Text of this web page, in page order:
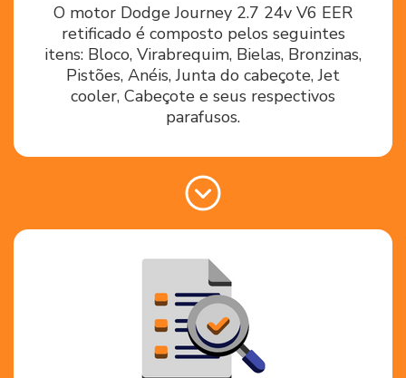
O motor Dodge Journey 2.7 24v V6 EER
retificado é composto pelos seguintes
itens: Bloco, Virabrequim, Bielas, Bronzinas,
Pistões, Anéis, Junta do cabeçote, Jet
cooler, Cabeçote e seus respectivos
parafusos.